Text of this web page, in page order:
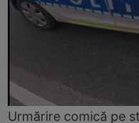
Urmărire comică pe